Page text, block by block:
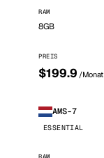
RAM
8GB
PREIS
$199.9 /Monat
AMS-7
ESSENTIAL